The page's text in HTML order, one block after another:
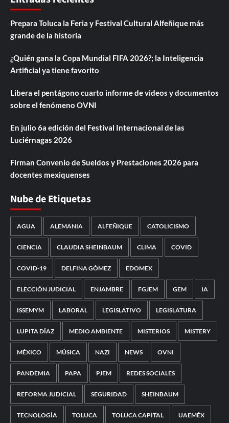
Prepara Toluca la Feria y Festival Cultural Alfeñique más
grande de la historia
¿Quién gana la Copa Mundial FIFA 2026?; la Inteligencia
Artificial ya tiene favorito
Libera el pentágono cuarto informe de videos y documentos
sobre el fenómeno OVNI
En julio 6a edición del Festival Internacional de las
Luciérnagas 2026
Firman Convenio de Sueldos y Prestaciones 2026 para
docentes mexiquenses
Nube de Etiquetas
AGUA ALEMANIA ALFEÑIQUE CATOLICISMO
CIENCIA CLAUDIA SHEINBAUM CLIMA COVID
COVID-19 DELFINA GÓMEZ EDOMEX
ELECCIÓN JUDICIAL ENJAMBRE FGJEM GEM IA
ISSEMYM LABORAL LEGISLATIVO LEGISLATURA
LUPITA DÍAZ MEDIO AMBIENTE MISTERIOS MISTERY
MÉXICO MÚSICA NAZI NEWS OVNI
PANDEMIA PAPA PJEM REDES SOCIALES
REFORMA JUDICIAL SEGURIDAD SHEINBAUM
TECNOLOGÍA TOLUCA TOLUCA CAPITAL UAEMÉX